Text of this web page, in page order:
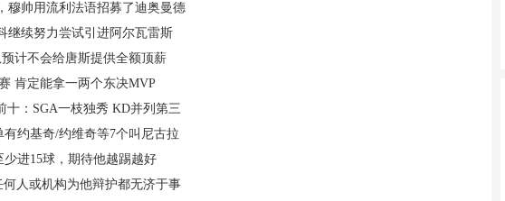
穆帅用流利法语招募了迪奥曼德
继续努力尝试引进阿尔瓦雷斯
计不会给唐斯提供全额顶薪
肯定能拿一两个东决MVP
十：SGA一枝独秀 KD并列第三
约基奇/约维奇等7个叫尼古拉
进15球，期待他越踢越好
人或机构为他辩护都无济于事